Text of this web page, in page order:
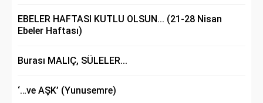
EBELER HAFTASI KUTLU OLSUN... (21-28 Nisan
Ebeler Haftası)
Burası MALIÇ, SÜLELER...
‘…ve AŞK’ (Yunusemre)